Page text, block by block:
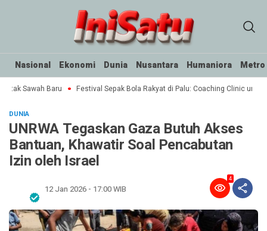
Nasional Ekonomi Dunia Nusantara Humaniora Metro
Sawah Baru Festival Sepak Bola Rakyat di Palu: Coaching Clinic untuk
DUNIA
UNRWA Tegaskan Gaza Butuh Akses
Bantuan, Khawatir Soal Pencabutan
Izin oleh Israel
12 Jan 2026 - 17:00 WIB
4